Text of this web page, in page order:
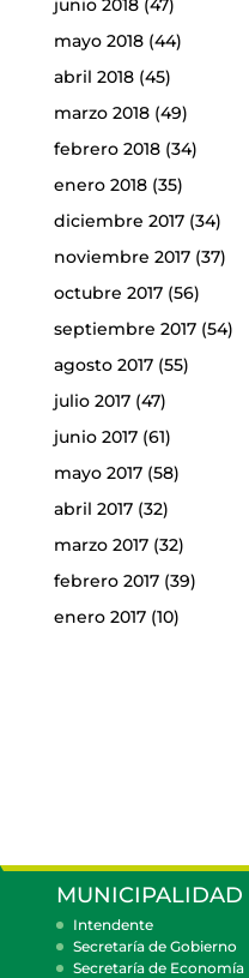
junio 2018(47)
mayo 2018(44)
abril 2018(45)
marzo 2018(49)
febrero 2018(34)
enero 2018(35)
diciembre 2017(34)
noviembre 2017(37)
octubre 2017(56)
septiembre 2017(54)
agosto 2017(55)
julio 2017(47)
junio 2017(61)
mayo 2017(58)
abril 2017(32)
marzo 2017(32)
febrero 2017(39)
enero 2017(10)
MUNICIPALIDAD
Intendente
Secretaría de Gobierno
Secretaría de Economía